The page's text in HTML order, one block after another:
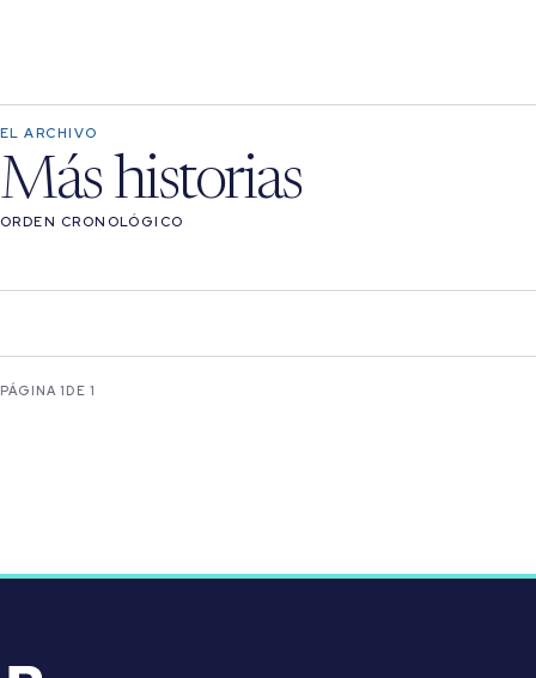
EL ARCHIVO
Más historias
ORDEN CRONOLÓGICO
PÁGINA 1 DE 1